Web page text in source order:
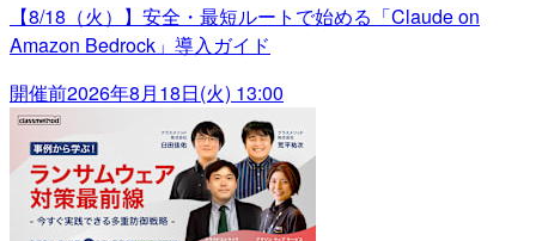
【8/18（火）】安全・最短ルートで始める「Claude on
Amazon Bedrock」導入ガイド
開催前2026年8月18日(火) 13:00